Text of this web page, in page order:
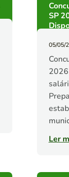
SP
05/05/
Ler